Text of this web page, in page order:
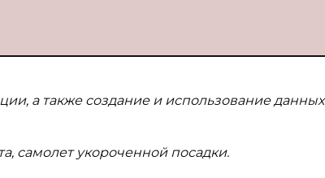
а также создание и использование данных
самолет укороченной посадки.